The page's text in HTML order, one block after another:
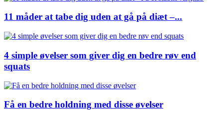
11 måder at tabe dig uden at gå på diæt –...
4 simple øvelser som giver dig en bedre røv end
squats
Få en bedre holdning med disse øvelser